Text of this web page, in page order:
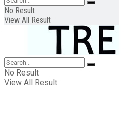
No Result
View All Result
No Result
View All Result